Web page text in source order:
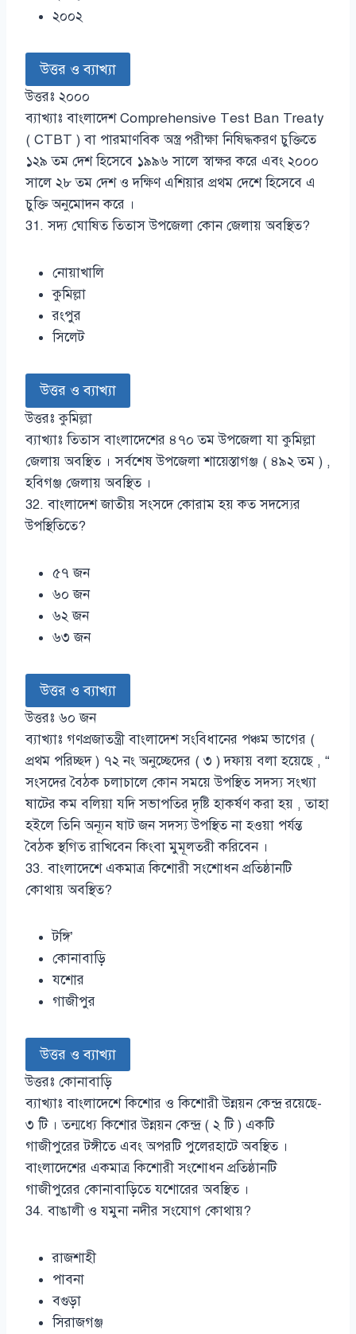
২০০২
উত্তর ও ব্যাখ্যা
উত্তরঃ ২০০০
ব্যাখ্যাঃ বাংলাদেশ Comprehensive Test Ban Treaty
( CTBT ) বা পারমাণবিক অস্ত্র পরীক্ষা নিষিদ্ধকরণ চুক্তিতে
১২৯ তম দেশ হিসেবে ১৯৯৬ সালে স্বাক্ষর করে এবং ২০০০
সালে ২৮ তম দেশ ও দক্ষিণ এশিয়ার প্রথম দেশে হিসেবে এ
চুক্তি অনুমোদন করে ।
31. সদ্য ঘোষিত তিতাস উপজেলা কোন জেলায় অবস্থিত?
নোয়াখালি
কুমিল্লা
রংপুর
সিলেট
উত্তর ও ব্যাখ্যা
উত্তরঃ কুমিল্লা
ব্যাখ্যাঃ তিতাস বাংলাদেশের ৪৭০ তম উপজেলা যা কুমিল্লা
জেলায় অবস্থিত । সর্বশেষ উপজেলা শায়েস্তাগঞ্জ ( ৪৯২ তম ) ,
হবিগঞ্জ জেলায় অবস্থিত ।
32. বাংলাদেশ জাতীয় সংসদে কোরাম হয় কত সদস্যের
উপস্থিতিতে?
৫৭ জন
৬০ জন
৬২ জন
৬৩ জন
উত্তর ও ব্যাখ্যা
উত্তরঃ ৬০ জন
ব্যাখ্যাঃ গণপ্রজাতন্ত্রী বাংলাদেশ সংবিধানের পঞ্চম ভাগের (
প্রথম পরিচ্ছদ ) ৭২ নং অনুচ্ছেদের ( ৩ ) দফায় বলা হয়েছে , “
সংসদের বৈঠক চলাচালে কোন সময়ে উপস্থিত সদস্য সংখ্যা
ষাটের কম বলিয়া যদি সভাপতির দৃষ্টি হাকর্ষণ করা হয় , তাহা
হইলে তিনি অন্যূন ষাট জন সদস্য উপস্থিত না হওয়া পর্যন্ত
বৈঠক স্থগিত রাখিবেন কিংবা মুমূলতরী করিবেন ।
33. বাংলাদেশে একমাত্র কিশোরী সংশোধন প্রতিষ্ঠানটি
কোথায় অবস্থিত?
টঙ্গি’
কোনাবাড়ি
যশোর
গাজীপুর
উত্তর ও ব্যাখ্যা
উত্তরঃ কোনাবাড়ি
ব্যাখ্যাঃ বাংলাদেশে কিশোর ও কিশোরী উন্নয়ন কেন্দ্র রয়েছে-
৩ টি । তন্মধ্যে কিশোর উন্নয়ন কেন্দ্র ( ২ টি ) একটি
গাজীপুরের টঙ্গীতে এবং অপরটি পুলেরহাটে অবস্থিত ।
বাংলাদেশের একমাত্র কিশোরী সংশোধন প্রতিষ্ঠানটি
গাজীপুরের কোনাবাড়িতে যশোরের অবস্থিত ।
34. বাঙালী ও যমুনা নদীর সংযোগ কোথায়?
রাজশাহী
পাবনা
বগুড়া
সিরাজগঞ্জ